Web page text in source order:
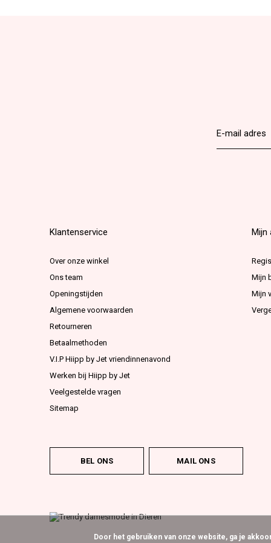
Klantenservice
Over onze winkel
Ons team
Openingstijden
Algemene voorwaarden
Retourneren
Betaalmethoden
V.I.P Hiipp by Jet vriendinnenavond
Werken bij Hiipp by Jet
Veelgestelde vragen
Sitemap
Mijn
Mijn
Mijn
BEL ONS MAIL ONS
Door het gebruiken van onze website, ga je